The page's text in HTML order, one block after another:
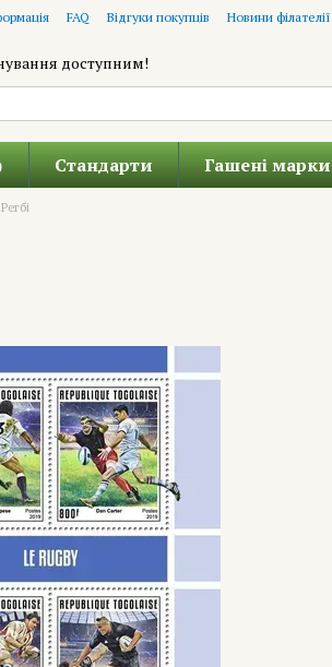
FAQ Відгуки покупців Новини філателії
доступним!
Стандарти Гашені марки
Регбі